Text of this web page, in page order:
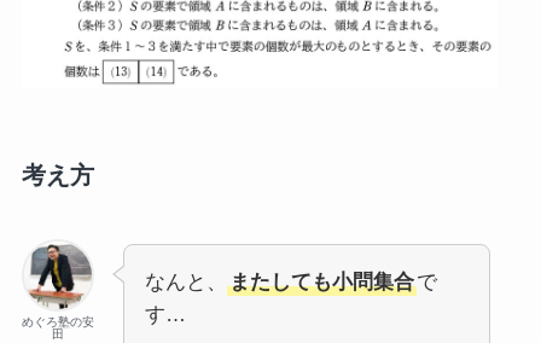
考え方
めぐろ塾の安
田
なんと、 またしても小問集合で
す…